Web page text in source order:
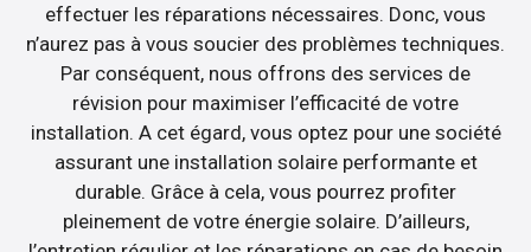
effectuer les réparations nécessaires. Donc, vous
n’aurez pas à vous soucier des problèmes techniques.
Par conséquent, nous offrons des services de
révision pour maximiser l’efficacité de votre
installation. A cet égard, vous optez pour une société
assurant une installation solaire performante et
durable. Grâce à cela, vous pourrez profiter
pleinement de votre énergie solaire. D’ailleurs,